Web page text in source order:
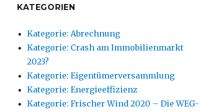
KATEGORIEN
Kategorie: Abrechnung
Kategorie: Crash am Immobilienmarkt
2023?
Kategorie: Eigentümerversammlung
Kategorie: Energieeffizienz
Kategorie: Frischer Wind 2020 – Die WEG-